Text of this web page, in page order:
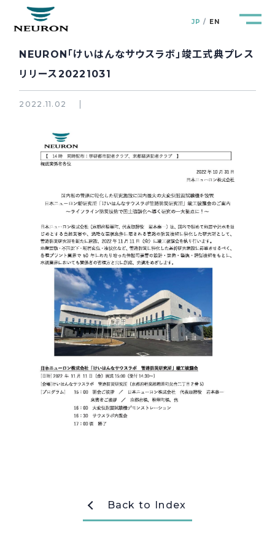
JP EN
企業情報 Company
製品＆サービス Products&Service
研究開発 R&D
新着情報 News&Topics
採用情報 Recruit
お問い合わせ
webカタログ
NEURON「けいはんなサウスラボ」竣工式典プレス
リリース20221031
2022.11.02
Back to Index